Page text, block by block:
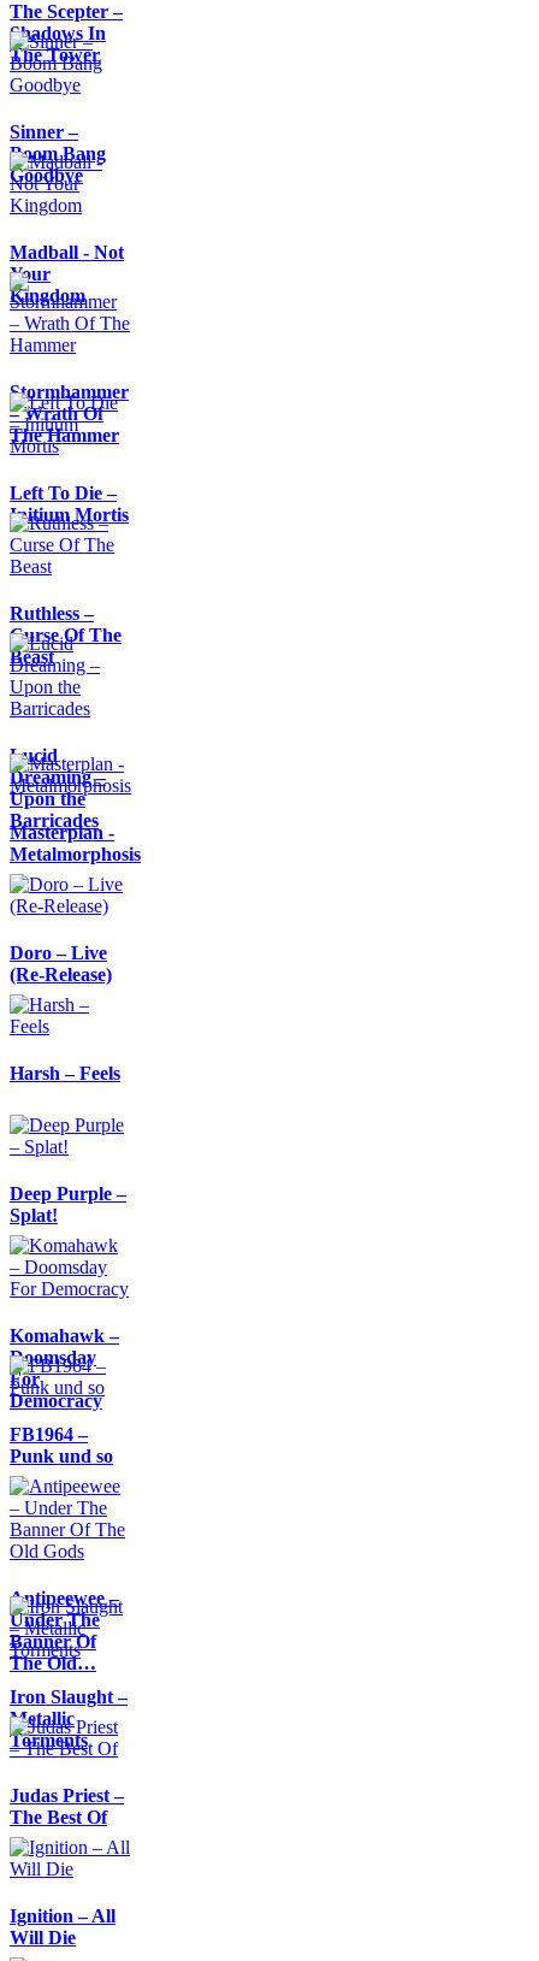
The Scepter –
Shadows In
The Tower
Sinner –
Boom Bang
Goodbye
Madball - Not
Your
Kingdom
Stormhammer
– Wrath Of
The Hammer
Left To Die –
Initium Mortis
Ruthless –
Curse Of The
Beast
Lucid
Dreaming –
Upon the
Barricades
Masterplan -
Metalmorphosis
Doro – Live
(Re-Release)
Harsh – Feels
Deep Purple –
Splat!
Komahawk –
Doomsday
For
Democracy
FB1964 –
Punk und so
Antipeewee –
Under The
Banner Of
The Old…
Iron Slaught –
Metallic
Torments
Judas Priest –
The Best Of
Ignition – All
Will Die